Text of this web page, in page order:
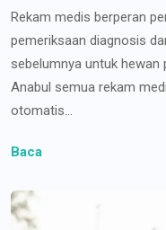
Rekam medis berperan
pemeriksaan diagnosis
sebelumnya untuk hewan
Anabul semua rekam
otomatis...
Baca